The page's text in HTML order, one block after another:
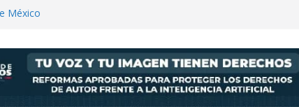
México